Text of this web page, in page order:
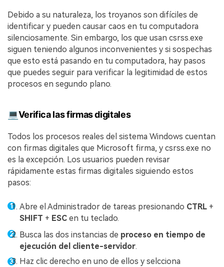
Debido a su naturaleza, los troyanos son difíciles de
identificar y pueden causar caos en tu computadora
silenciosamente. Sin embargo, los que usan csrss.exe
siguen teniendo algunos inconvenientes y si sospechas
que esto está pasando en tu computadora, hay pasos
que puedes seguir para verificar la legitimidad de estos
procesos en segundo plano.
💻Verifica las firmas digitales
Todos los procesos reales del sistema Windows cuentan
con firmas digitales que Microsoft firma, y csrss.exe no
es la excepción. Los usuarios pueden revisar
rápidamente estas firmas digitales siguiendo estos
pasos:
Abre el Administrador de tareas presionando CTRL +
SHIFT + ESC en tu teclado.
Busca las dos instancias de proceso en tiempo de
ejecución del cliente-servidor.
Haz clic derecho en uno de ellos y selcciona